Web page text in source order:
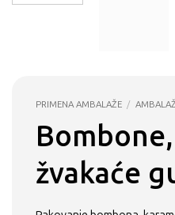
PRIMENA AMBALAŽE /
žvakaće